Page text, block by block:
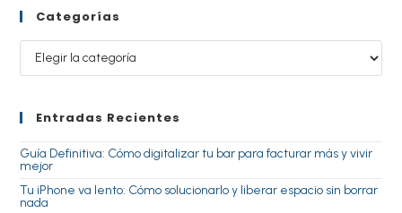
Categorías
Entradas Recientes
Guía Definitiva: Cómo digitalizar tu bar para facturar más y vivir
mejor
Tu iPhone va lento: Cómo solucionarlo y liberar espacio sin borrar
nada